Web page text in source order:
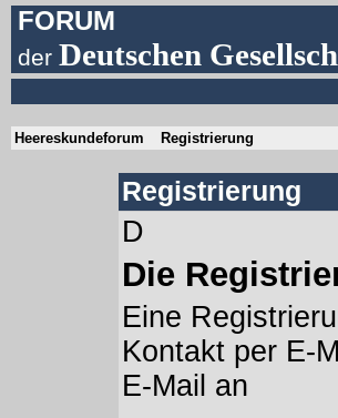
FORUM
derDeutschen
Heereskundeforum Registrierung
Registrierung
D
Die
Eine
Kontakt per E-
E-Mail an